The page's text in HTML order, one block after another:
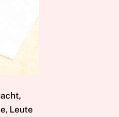
Leute